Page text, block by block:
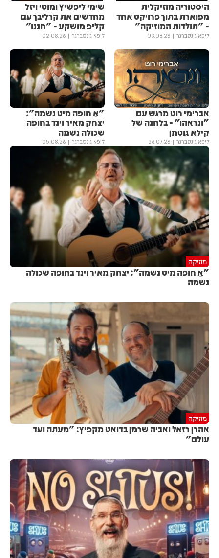
היסטוריה מוזיקלית
מפוארת בתוך פרויקט אחד
- "תולדות המוזיקה"
ליפא גינסברגר 03.08.26
שימי ליפשיץ ומוטי ויזל
מחדשים את קרליבך עם
קליפ מושקע - "חננו"
ליפא גינסברגר 02.08.26
אברימי רוט מרגש עם
"ונראהו” - בלחנה של
קילא גוטמן
ליפא גינסברגר 26.07.26
"אַ חופה מיט נשמה":
יצחק מאיר וינד בחופה
שכולה נשמה
ליפא גינסברגר 05.08.26
מוזיקה
"אַ חופה מיט נשמה": יצחק מאיר וינד בחופה שכולה
נשמה
מוזיקה
אהרן רזאל ואביה שרמן בדואט מקפיץ: "מעתה ועד
עולם"